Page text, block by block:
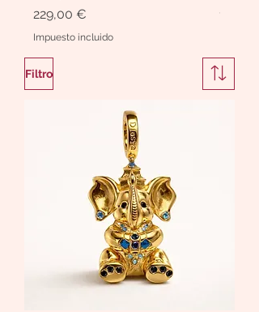
Precio
229,00 €
Impuesto incluido
Precio
189,00
Filtro